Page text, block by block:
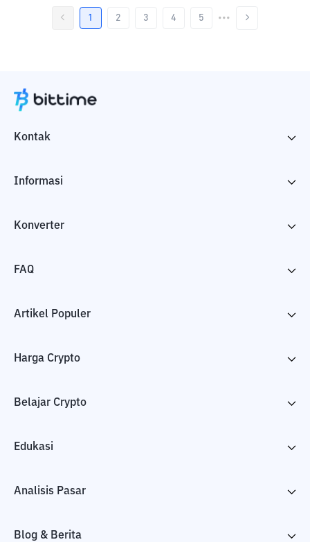
1 2 3 4 5 •••
Kontak
Informasi
Konverter
FAQ
Artikel Populer
Harga Crypto
Belajar Crypto
Edukasi
Analisis Pasar
Blog & Berita